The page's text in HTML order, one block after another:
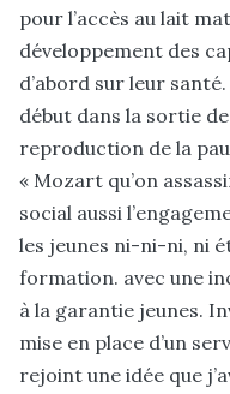
pour l’accès au lait
développement des
d’abord sur leur
début dans la sortie
reproduction de la
« Mozart qu’on
social aussi
les jeunes ni-ni-ni, ni
formation. avec une
à la garantie jeunes.
mise en place d’un
rejoint une idée que